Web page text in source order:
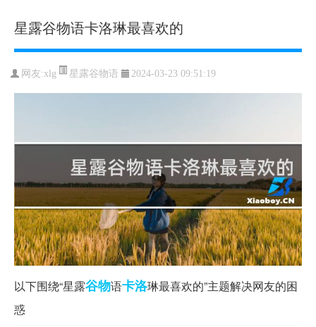
星露谷物语卡洛琳最喜欢的
网友:xlg 星露谷物语 2024-03-23 09:51:19
以下围绕“星露谷物语卡洛琳最喜欢的”主题解决网友的困
惑